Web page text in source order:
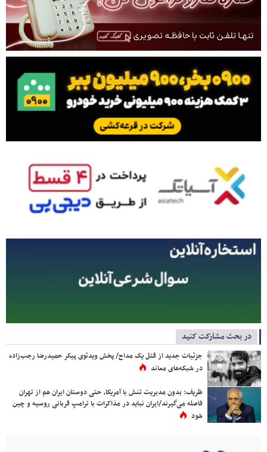
در بحث مشارکت کنید
جزئیات جدید از قتل یک مداح/ پخش ویدئوی پیکر حمیدرضا رجب‌زاده
در شبکه‌های معاند
ظریف: بدون مدیریت تنش با آمریکا، حتی دوستان ایران هم از تهران
فاصله می‌گیرند/ایران نباید در مذاکرات با ترامپ قربانی روسیه و چین
شود